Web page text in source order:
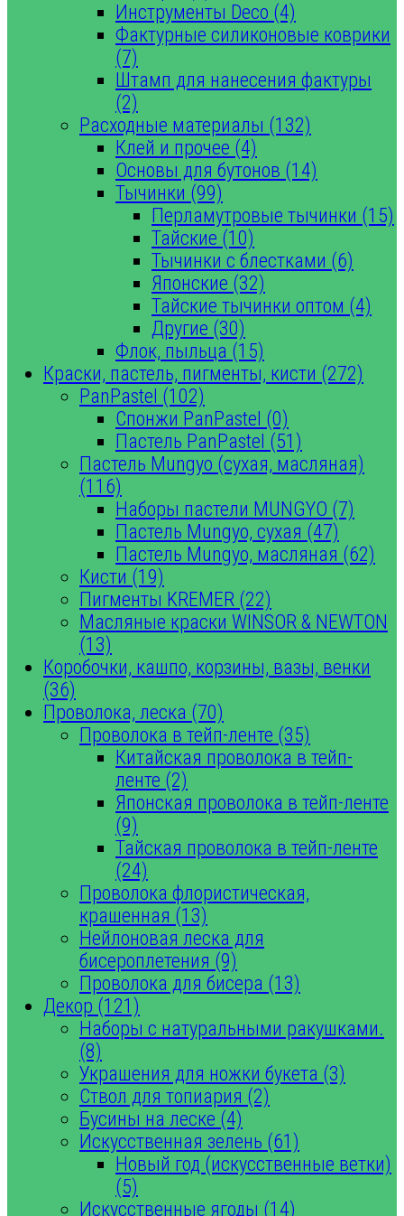
Инструменты Deco (4)
Фактурные силиконовые коврики
(7)
Штамп для нанесения фактуры
(2)
Расходные материалы (132)
Клей и прочее (4)
Основы для бутонов (14)
Тычинки (99)
Перламутровые тычинки (15)
Тайские (10)
Тычинки с блестками (6)
Японские (32)
Тайские тычинки оптом (4)
Другие (30)
Флок, пыльца (15)
Краски, пастель, пигменты, кисти (272)
PanPastel (102)
Спонжи PanPastel (0)
Пастель PanPastel (51)
Пастель Mungyo (сухая, масляная)
(116)
Наборы пастели MUNGYO (7)
Пастель Mungyo, сухая (47)
Пастель Mungyo, масляная (62)
Кисти (19)
Пигменты KREMER (22)
Масляные краски WINSOR & NEWTON
(13)
Коробочки, кашпо, корзины, вазы, венки
(36)
Проволока, леска (70)
Проволока в тейп-ленте (35)
Китайская проволока в тейп-
ленте (2)
Японская проволока в тейп-ленте
(9)
Тайская проволока в тейп-ленте
(24)
Проволока флористическая,
крашенная (13)
Нейлоновая леска для
бисероплетения (9)
Проволока для бисера (13)
Декор (121)
Наборы с натуральными ракушками.
(8)
Украшения для ножки букета (3)
Ствол для топиария (2)
Бусины на леске (4)
Искусственная зелень (61)
Новый год (искусственные ветки)
(5)
Искусственные ягоды (14)